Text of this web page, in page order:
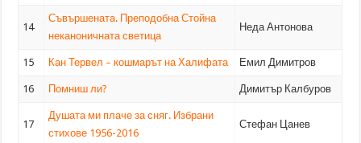
14
Съвършената. Преподобна Стойна
неканоничната светица
Неда Антонова
15 Кан Тервел – кошмарът на Халифата Емил Димитров
16 Помниш ли? Димитър Калбуров
17
Душата ми плаче за сняг. Избрани
стихове 1956-2016
Стефан Цанев